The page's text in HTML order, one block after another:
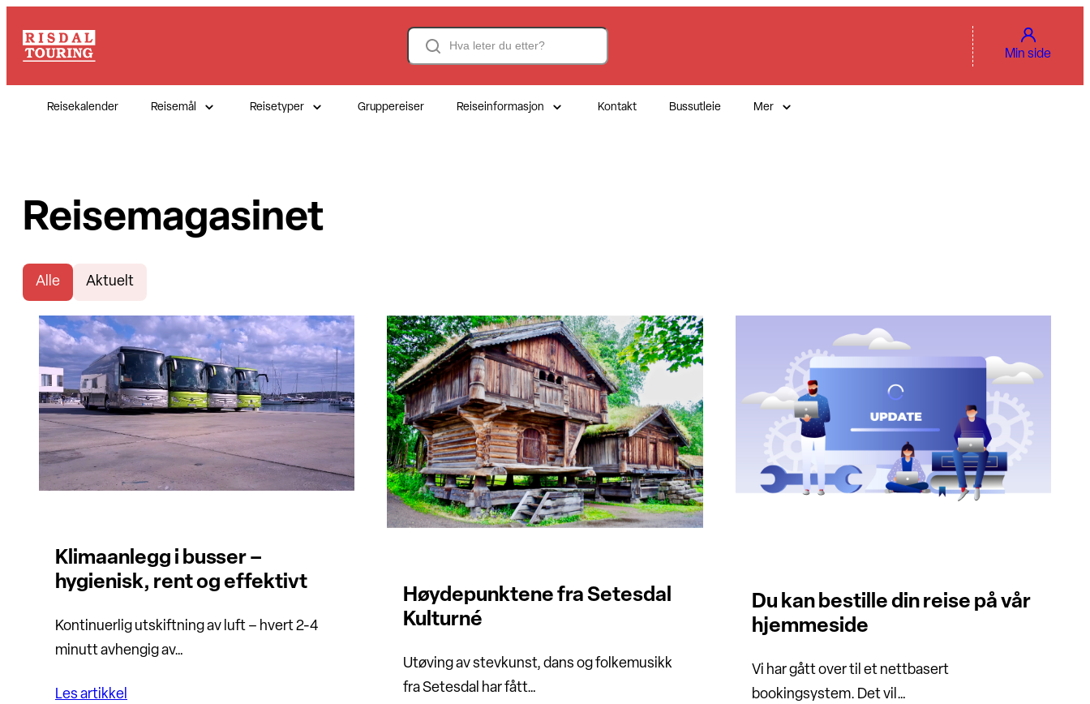
Search
Min side
Reisekalender Reisemål Reisetyper Gruppereiser Reiseinformasjon Kontakt Bussutleie Mer
Reisemagasinet
Alle Aktuelt
Klimaanlegg i busser –
hygienisk, rent og effektivt
Kontinuerlig utskiftning av luft – hvert 2-4
minutt avhengig av…
Les artikkel
Høydepunktene fra Setesdal
Kulturné
Utøving av stevkunst, dans og folkemusikk
fra Setesdal har fått…
Du kan bestille din reise på vår
hjemmeside
Vi har gått over til et nettbasert
bookingsystem. Det vil…